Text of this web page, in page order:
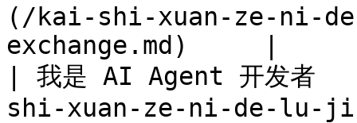
(/kai-shi-xuan-ze-ni-
exchange.md)     |
| 我是 AI Agent 开发
shi-xuan-ze-ni-de-lu-